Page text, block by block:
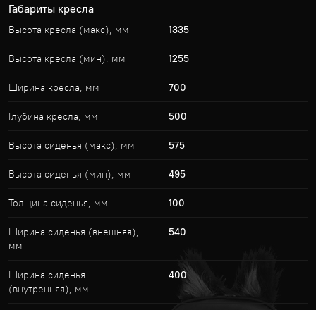
Габариты кресла
Высота кресла (макс), мм 1335
Высота кресла (мин), мм 1255
Ширина кресла, мм 700
Глубина кресла, мм 500
Высота сиденья (макс), мм 575
Высота сиденья (мин), мм 495
Толщина сиденья, мм 100
Ширина сиденья (внешняя),
мм
540
Ширина сиденья
(внутренняя), мм
400